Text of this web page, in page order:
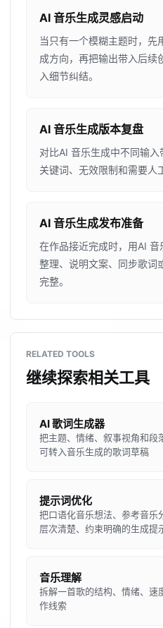
AI 音乐生成灵感启动
当只有一个模糊主题时，先
成方向，再把输出带入后续
入细节纠结。
AI 音乐生成版本复盘
对比AI 音乐生成中不同输
关键词、无效限制和需要人
AI 音乐生成发布准备
在作品接近完成时，用AI
整理、说明文案、同步歌词
完整。
RELATED TOOLS
继续探索相关工具
AI 歌词生成器
把主题、情绪、叙事视角和段
可转入音乐生成的歌词草稿
提示词优化
把口语化音乐想法、参考音乐
层次清楚、约束明确的生成提
音乐理解
拆解一首歌的结构、情绪、速
作线索